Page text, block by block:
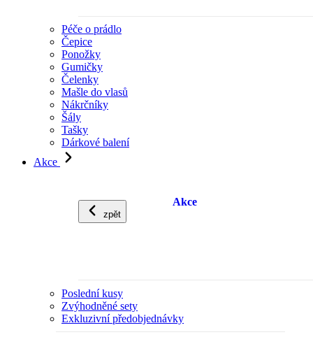
Péče o prádlo
Čepice
Ponožky
Gumičky
Čelenky
Mašle do vlasů
Nákrčníky
Šály
Tašky
Dárkové balení
Akce
zpět
Akce
Poslední kusy
Zvýhodněné sety
Exkluzivní předobjednávky